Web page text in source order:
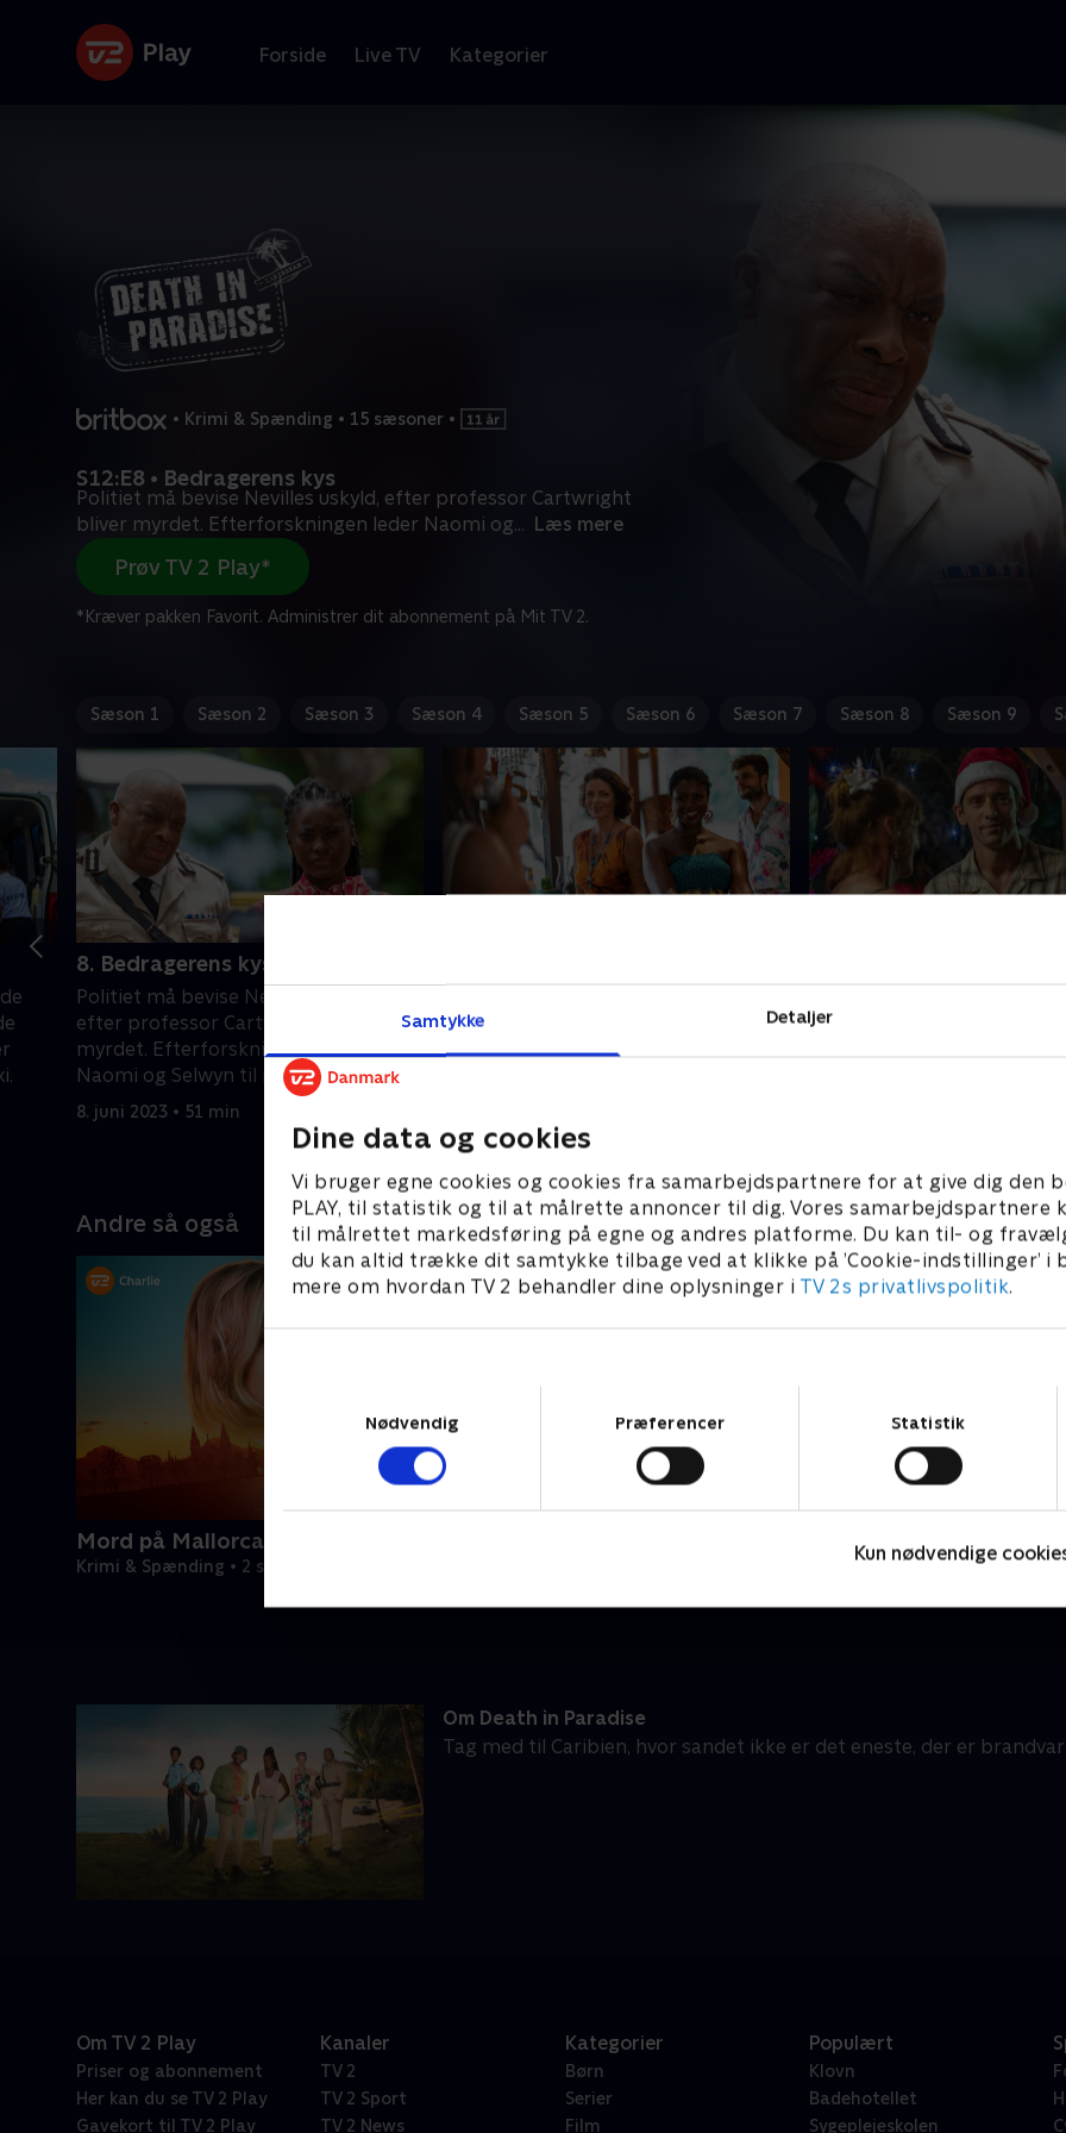
Samtykke Detaljer
Dine data og cookies
Vi bruger egne cookies og cookies fra samarbejdspartnere for at give dig den
PLAY, til statistik og til at målrette annoncer til dig. Vores samarbejdspartnere
til målrettet markedsføring på egne og andres platforme. Du kan til- og
du kan altid trække dit samtykke tilbage ved at klikke på ’Cookie-indstillinger’ i
mere om hvordan TV 2 behandler dine oplysninger i TV 2s privatlivspolitik.
Nødvendig
Præferencer Statistik
Kun nødvendige
Forside Live TV Kategorier
• Krimi & Spænding • 15 sæsoner •
S12:E8 • Bedragerens kys
Politiet må bevise Nevilles uskyld, efter professor Cartwright
bliver myrdet. Efterforskningen leder Naomi og... Læs mere
Prøv TV 2 Play*
*Kræver pakken Favorit. Administrer dit abonnement på Mit TV 2.
Sæson 1 Sæson 2 Sæson 3 Sæson 4 Sæson 5 Sæson 6 Sæson 7 Sæson 8 Sæson 9
8. Bedragerens kys
Politiet må bevise Nevilles uskyld,
efter professor Cartwright bliver
myrdet. Efterforskningen leder
Naomi og Selwyn til prepperen Justin
West.
8. juni 2023 • 51 min
berømt calypsosangerindes mand.
Imens kæmper Neville med Sophies
under mystiske
Andre så også
Mord på Mallorca
Krimi & Spænding • 2 sæsoner
Om Death in Paradise
Tag med til Caribien, hvor sandet ikke er det eneste, der er
Om TV 2 Play
Priser og abonnement
Her kan du se TV 2 Play
Gavekort til TV 2 Play
Kanaler
TV 2
TV 2 Sport
TV 2 News
Kategorier
Børn
Serier
Film
Populært
Klovn
Badehotellet
Sygeplejeskolen